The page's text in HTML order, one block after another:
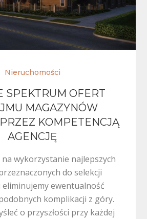
Nieruchomości
SPEKTRUM OFERT
MAGAZYNÓW
KOMPETENCJĄ
AGENCJĘ
na wykorzystanie najlepszych
do selekcji
eliminujemy ewentualność
komplikacji z góry.
o przyszłości przy każdej